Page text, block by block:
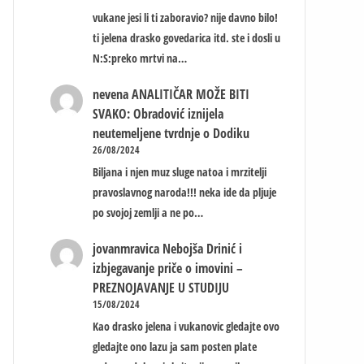
vukane jesi li ti zaboravio? nije davno bilo!
ti jelena drasko govedarica itd. ste i dosli u
N:S:preko mrtvi na…
nevena ANALITIČAR MOŽE BITI
SVAKO: Obradović iznijela
neutemeljene tvrdnje o Dodiku
26/08/2024
Biljana i njen muz sluge natoa i mrzitelji
pravoslavnog naroda!!! neka ide da pljuje
po svojoj zemlji a ne po…
jovanmravica Nebojša Drinić i
izbjegavanje priče o imovini –
PREZNOJAVANJE U STUDIJU
15/08/2024
Kao drasko jelena i vukanovic gledajte ovo
gledajte ono lazu ja sam posten plate